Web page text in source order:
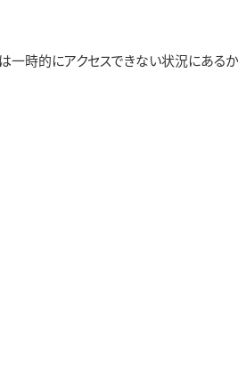
一時的にアクセスできない状況にある